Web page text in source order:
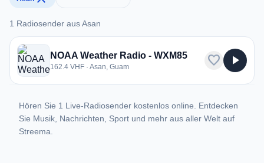
1 Radiosender aus Asan
1 Radiosender aus Asan
NOAA Weather Radio - WXM85
162.4 VHF · Asan, Guam favorite play_arrow
Hören Sie 1 Live-Radiosender kostenlos online. Entdecken
Sie Musik, Nachrichten, Sport und mehr aus aller Welt auf
Streema.